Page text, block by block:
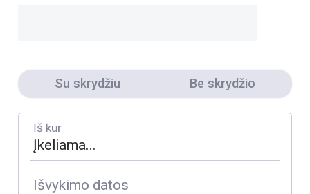
Su skrydžiu Be skrydžio
Iš kur
Išvykimo datos